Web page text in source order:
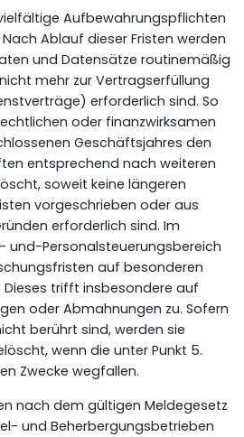
Aufbewahrungspflichten
Ablauf dieser Fristen werden
und Datensätze routinemäßig
mehr zur Vertragserfüllung
erforderlich sind. So
oder finanzwirksamen
Geschäftsjahres den
entsprechend nach weiteren
soweit keine längeren
vorgeschrieben oder aus
erforderlich sind. Im
und-Personalsteuerungsbereich
auf besonderen
trifft insbesondere auf
oder Abmahnungen zu. Sofern
berührt sind, werden sie
wenn die unter Punkt 5.
Zwecke wegfallen.
nach dem gültigen Meldegesetz
und Beherbergungsbetrieben